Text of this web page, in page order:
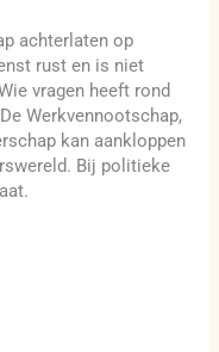
achterlaten op
rust en is niet
vragen heeft rond
Werkvennootschap,
kan aankloppen
Bij politieke